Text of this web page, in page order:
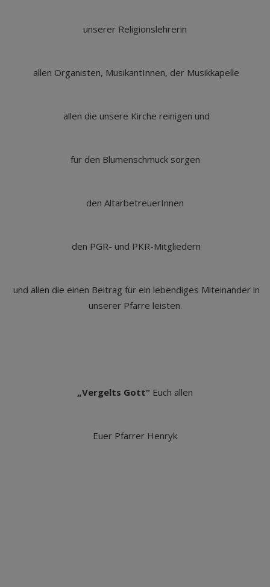
unserer Religionslehrerin
allen Organisten, MusikantInnen, der Musikkapelle
allen die unsere Kirche reinigen und
für den Blumenschmuck sorgen
den AltarbetreuerInnen
den PGR- und PKR-Mitgliedern
und allen die einen Beitrag für ein lebendiges Miteinander in
unserer Pfarre leisten.
„Vergelts Gott“ Euch allen
Euer Pfarrer Henryk